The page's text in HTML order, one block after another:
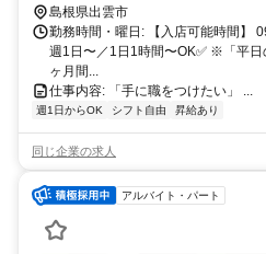
島根県出雲市
勤務時間・曜日: 【入店可能時間】
週1日〜／1日1時間〜OK✅ ※「平
ヶ月間...
仕事内容: 「手に職をつけたい」 ...
週1日からOK シフト自由 昇給あり
同じ企業の求人
アルバイト・パート